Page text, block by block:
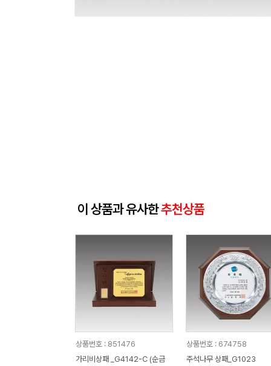
이 상품과 유사한추천상품
상품번호 : 851476
가리비상패 _G4142-C (순금
상품번호 : 674758
주석나무 상패_G1023